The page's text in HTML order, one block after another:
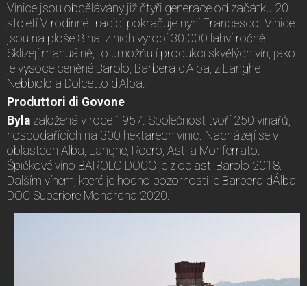
Vinice jsou obdělávány již čtyři generace od začátku 20.
století.V rodinné tradici pokračuje nyní Francesco. Vinice
jsou na ploše 8 ha, z nich vyrobí 30 000 lahví ročně.
Sklízejí manuálně, to umožňují produkci skvělých vín, jako
je vysoce ceněné Barolo, Barbera d'Alba, z Langhe
Nebbiolo a Dolcetto d'Alba.
Produttori di Govone
Byla založená v roce 1957. Společnost tvoří 250 vinařů,
hospodařících na 300 hektarech vinic. Nacházejí se v
oblastech Alba, Langhe, Roero, Asti a Monferrato.
Špičkové víno BAROLO DOCG je z oblasti Barolo 2018.
Dalším vínem, které je hodno pozornosti je Barbera dÁlba
DOC Superiore Monarcha 2020.